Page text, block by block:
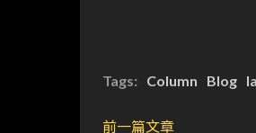
Tags: Column Blog
前一篇文章